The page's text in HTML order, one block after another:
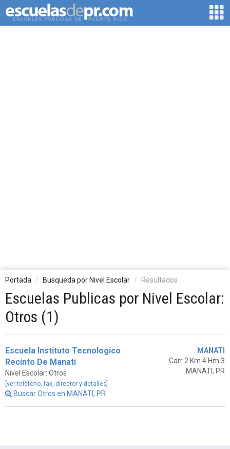
Portada Busqueda por Nivel Escolar Resultados
Escuelas Publicas por Nivel Escolar:
Otros (1)
Escuela Instituto Tecnologico
Recinto De Manati
Nivel Escolar: Otros
[ver teléfono, fax, director y detalles]
Buscar Otros en MANATI, PR
MANATI
Carr 2 Km 4 Hm 3
MANATI, PR